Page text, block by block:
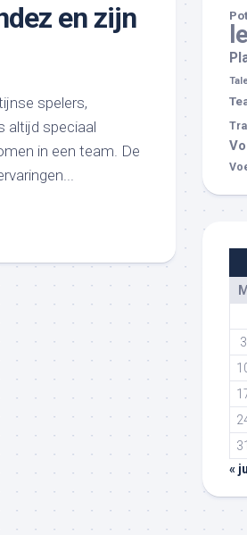
en zijn
spelers,
altijd speciaal
in een team. De
M
3
31
«